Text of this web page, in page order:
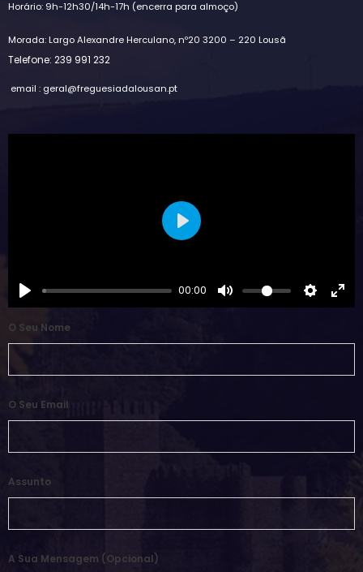
Horário: 9h-12h30/14h-17h (encerra para almoço)
Morada: Largo Alexandre Herculano, nº20 3200 – 220 Lousã
Telefone: 239 991 232
email : geral@freguesiadalousan.pt
00:00
Play
O Seu Nome
O Seu Email
Assunto
A Sua Mensagem (opcional)